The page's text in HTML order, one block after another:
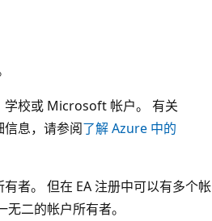
学校或 Microsoft 帐户。 有关
息，请参阅了解 Azure 中的
者。 但在 EA 注册中可以有多个帐
二的帐户所有者。